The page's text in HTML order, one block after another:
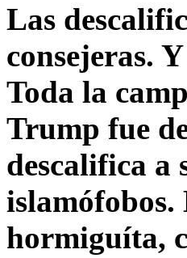
Las
consejeras.
Toda la
Trump fue
descalifica a
hormiguíta,